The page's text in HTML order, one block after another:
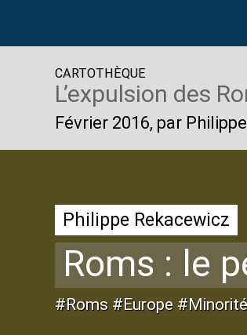
CARTOTHÈQUE
L’expulsion des
Février 2016, par
Philippe Rekacewicz
Roms : le
#Roms #Europe